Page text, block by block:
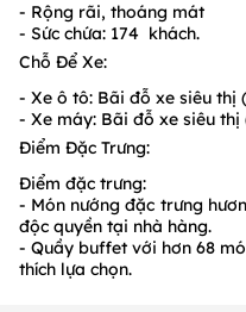
- Rộng rãi, thoáng mát
- Sức chứa: 174 khách.
Chỗ Để Xe:
- Xe ô tô: Bãi đỗ xe siêu thị
- Xe máy: Bãi đỗ xe siêu thị
Điểm Đặc Trưng:
Điểm đặc trưng:
- Món nướng đặc trưng
độc quyền tại nhà hàng.
- Quầy buffet với hơn 68
thích lựa chọn.